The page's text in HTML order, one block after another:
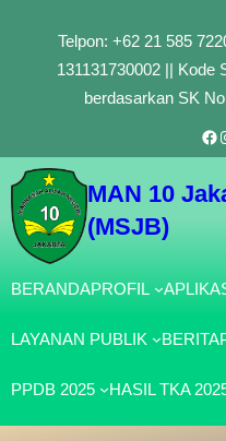
Telpon: +62 21 585
131131730002 || Kode
berdasarkan SK
MAN 10
(MSJB)
BERANDAPROFIL
LAYANAN PUBLIK BERITA
PPDB 2025 HASIL TKA